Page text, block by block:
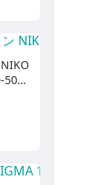
500